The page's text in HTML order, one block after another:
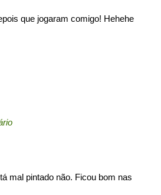
que jogaram comigo! Hehehe
mal pintado não. Ficou bom nas